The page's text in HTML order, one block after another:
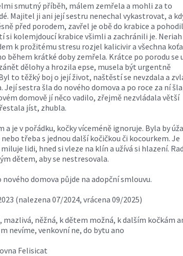
smutný příběh, málem zemřela a mohli za to
Majitel ji ani její sestru nenechal vykastrovat, a
před porodem, zavřel je obě do krabice a
si kolemjdoucí krabice všimli a zachránili je. Neriah
k prožitému stresu rozjel kalicivir a všechna
během krátké doby zemřela. Krátce po porodu se
dělohy a hrozila epse, musela být urgentně
to těžký boj o její život, naštěstí se nevzdala a
Její sestra šla do nového domova a po roce za ní
domově jí něco vadilo, zřejmě nezvládala větší
jíst, zhubla.
a je v pořádku, kočky víceméně ignoruje. Byla by
třeba s jednou další kočičkou či kocourkem. Je
lidi, hned si vleze na klín a užívá si hlazení.
dětem, aby se nestresovala.
nového domova půjde na adopční smlouvu.
(nalezena 07/2024, vrácena 09/2025)
mazlivá, něžná, k dětem možná, k dalším kočkám
nevíme, venkovní ne, do bytu ano
Felisicat